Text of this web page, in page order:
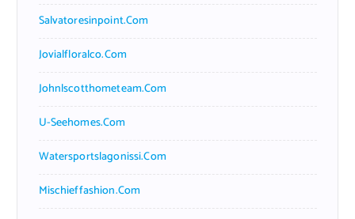
Salvatoresinpoint.com
Jovialfloralco.com
Johnlscotthometeam.com
U-Seehomes.com
Watersportslagonissi.com
Mischieffashion.com